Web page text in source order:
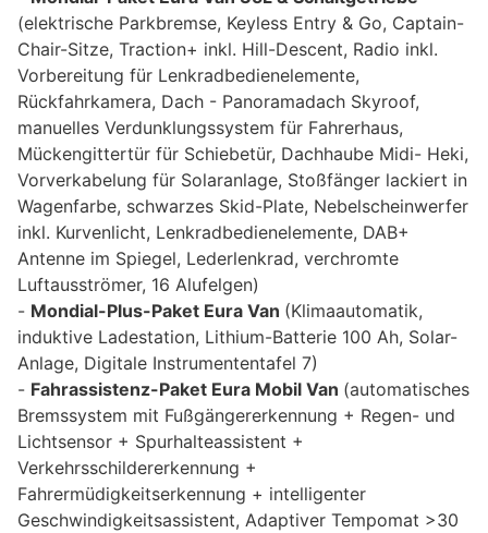
(elektrische Parkbremse, Keyless Entry & Go, Captain-
Chair-Sitze, Traction+ inkl. Hill-Descent, Radio inkl.
Vorbereitung für Lenkradbedienelemente,
Rückfahrkamera, Dach - Panoramadach Skyroof,
manuelles Verdunklungssystem für Fahrerhaus,
Mückengittertür für Schiebetür, Dachhaube Midi- Heki,
Vorverkabelung für Solaranlage, Stoßfänger lackiert in
Wagenfarbe, schwarzes Skid-Plate, Nebelscheinwerfer
inkl. Kurvenlicht, Lenkradbedienelemente, DAB+
Antenne im Spiegel, Lederlenkrad, verchromte
Luftausströmer, 16 Alufelgen)
Mondial-Plus-Paket Eura Van (Klimaautomatik,
induktive Ladestation, Lithium-Batterie 100 Ah, Solar-
Anlage, Digitale Instrumententafel 7)
Fahrassistenz-Paket Eura Mobil Van (automatisches
Bremssystem mit Fußgängererkennung + Regen- und
Lichtsensor + Spurhalteassistent +
Verkehrsschildererkennung +
Fahrermüdigkeitserkennung + intelligenter
Geschwindigkeitsassistent, Adaptiver Tempomat >30